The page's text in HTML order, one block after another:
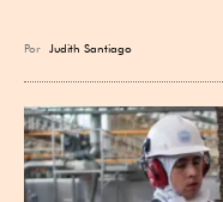
Por Judith Santiago